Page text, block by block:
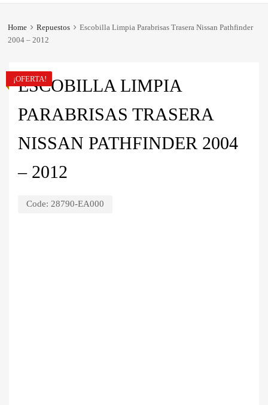
Home Repuestos
Escobilla Limpia Parabrisas Trasera Nissan Pathfinder
2004 – 2012
ESCOBILLA LIMPIA
PARABRISAS TRASERA
NISSAN PATHFINDER 2004
– 2012
Code: 28790-EA000
¡OFERTA!